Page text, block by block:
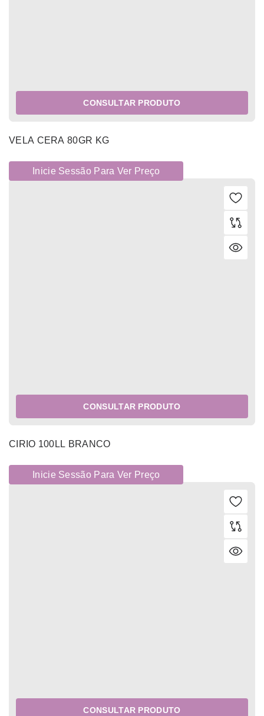
CONSULTAR PRODUTO
VELA CERA 80GR KG
Inicie Sessão Para Ver Preço
CONSULTAR PRODUTO
CIRIO 100LL BRANCO
Inicie Sessão Para Ver Preço
CONSULTAR PRODUTO